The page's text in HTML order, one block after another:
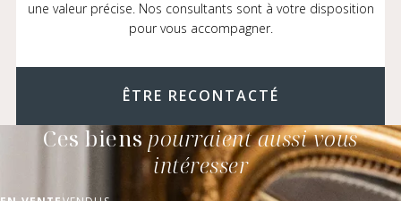
une valeur précise. Nos consultants sont à votre disposition
pour vous accompagner.
ÊTRE RECONTACTÉ
Ces biens pourraient aussi vous
intéresser